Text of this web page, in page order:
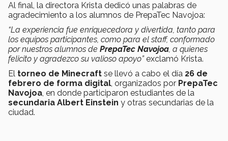
Al final, la directora Krista dedicó unas palabras de
agradecimiento a los alumnos de PrepaTec Navojoa:
“La experiencia fue enriquecedora y divertida, tanto para
los equipos participantes, como para el staff, conformado
por nuestros alumnos de PrepaTec Navojoa, a quienes
felicito y agradezco su valioso apoyo”exclamó Krista.
El torneo de Minecraft se llevó a cabo el día 26 de
febrero de forma digital, organizados por PrepaTec
Navojoa, en donde participaron estudiantes de la
secundaria Albert Einstein y otras secundarias de la
ciudad.